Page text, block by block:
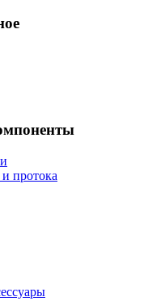
протока